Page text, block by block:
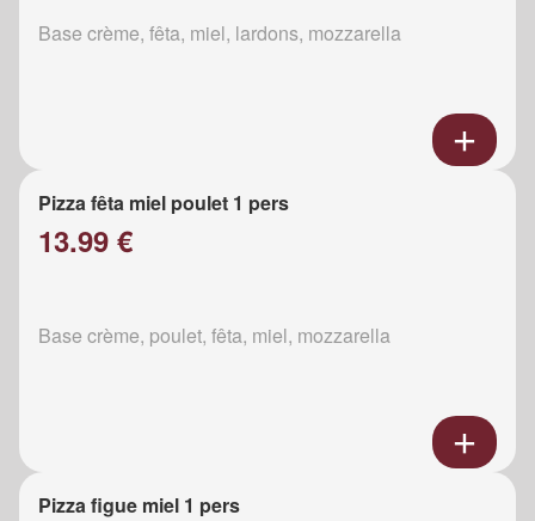
Base crème, fêta, miel, lardons, mozzarella
Pizza fêta miel poulet 1 pers
13.99 €
Base crème, poulet, fêta, miel, mozzarella
Pizza figue miel 1 pers